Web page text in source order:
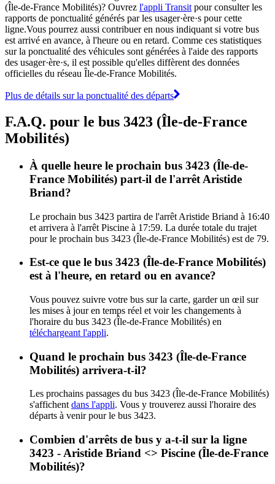
(Île-de-France Mobilités)? Ouvrez l'appli Transit pour consulter les
rapports de ponctualité générés par les usager·ère·s pour cette
ligne.Vous pourrez aussi contribuer en nous indiquant si votre bus
est arrivé en avance, à l'heure ou en retard. Comme ces statistiques
sur la ponctualité des véhicules sont générées à l'aide des rapports
des usager·ère·s, il est possible qu'elles diffèrent des données
officielles du réseau Île-de-France Mobilités.
Plus de détails sur la ponctualité des départs
F.A.Q. pour le bus 3423 (Île-de-France
Mobilités)
À quelle heure le prochain bus 3423 (Île-de-
France Mobilités) part-il de l'arrêt Aristide
Briand?
Le prochain bus 3423 partira de l'arrêt Aristide Briand à 16:40
et arrivera à l'arrêt Piscine à 17:59. La durée totale du trajet
pour le prochain bus 3423 (Île-de-France Mobilités) est de 79.
Est-ce que le bus 3423 (Île-de-France Mobilités)
est à l'heure, en retard ou en avance?
Vous pouvez suivre votre bus sur la carte, garder un œil sur
les mises à jour en temps réel et voir les changements à
l'horaire du bus 3423 (Île-de-France Mobilités) en
téléchargeant l'appli.
Quand le prochain bus 3423 (Île-de-France
Mobilités) arrivera-t-il?
Les prochains passages du bus 3423 (Île-de-France Mobilités)
s'affichent dans l'appli. Vous y trouverez aussi l'horaire des
départs à venir pour le bus 3423.
Combien d'arrêts de bus y a-t-il sur la ligne
3423 - Aristide Briand <> Piscine (Île-de-France
Mobilités)?